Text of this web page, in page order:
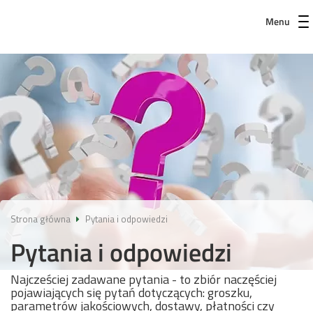
Menu
Strona główna Pytania i odpowiedzi
Pytania i odpowiedzi
Najcześciej zadawane pytania - to zbiór naczęściej
pojawiających się pytań dotyczących: groszku,
parametrów jakościowych, dostawy, płatności czy